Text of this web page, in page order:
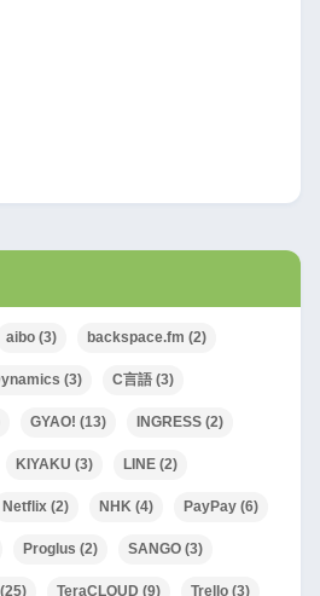
aibo (3) backspace.fm (2)
(3) C言語 (3)
GYAO! (13) INGRESS (2)
KIYAKU (3) LINE (2)
Netflix (2) NHK (4) PayPay (6)
Proglus (2) SANGO (3)
(25) TeraCLOUD (9) Trello (3)